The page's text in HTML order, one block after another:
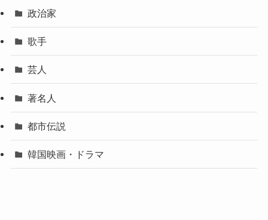
政治家
歌手
芸人
著名人
都市伝説
韓国映画・ドラマ